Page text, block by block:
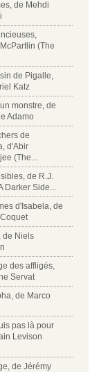
de Mehdi
(The
de Pigalle,
Katz
monstre, de
Adamo
de
d'Abir
(The...
de R.J.
Darker Side...
d'Isabela, de
de Niels
des affligés,
Servat
de Marco
pas là pour
Levison
de Jérémy